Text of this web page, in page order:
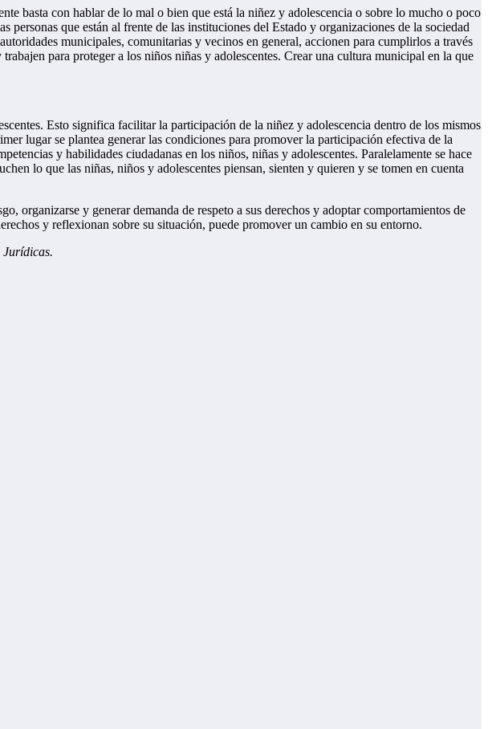
basta con hablar de lo mal o bien que está la niñez y adolescencia o sobre lo mucho o poco
personas que están al frente de las instituciones del Estado y organizaciones de la sociedad
municipales, comunitarias y vecinos en general, accionen para cumplirlos a través
para proteger a los niños niñas y adolescentes. Crear una cultura municipal en la que
Esto significa facilitar la participación de la niñez y adolescencia dentro de los mismos
lugar se plantea generar las condiciones para promover la participación efectiva de la
y habilidades ciudadanas en los niños, niñas y adolescentes. Paralelamente se hace
lo que las niñas, niños y adolescentes piensan, sienten y quieren y se tomen en cuenta
organizarse y generar demanda de respeto a sus derechos y adoptar comportamientos de
y reflexionan sobre su situación, puede promover un cambio en su entorno.
Jurídicas.